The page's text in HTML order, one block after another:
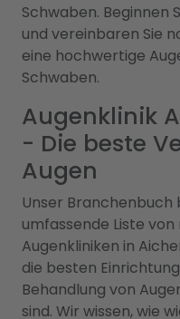
Schwaben. Beginnen
und vereinbaren Sie
eine hochwertige
Schwaben.
Augenklinik
- Die beste
Augen
Unser Branchenbuch
umfassende Liste
Augenkliniken in
die besten
Behandlung von
sind. Wir wissen, wie